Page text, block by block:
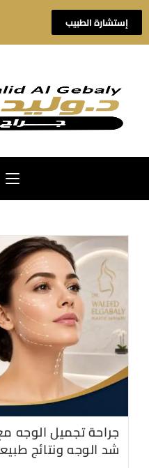
إستشارة الطبيب
جراحة تجميل الوجه
شد الوجه ونتائج